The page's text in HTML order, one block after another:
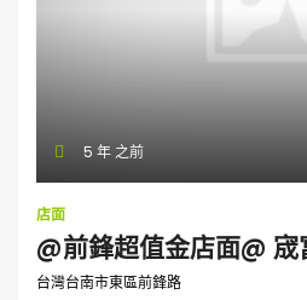
5 年 之前
店面
@前鋒超值金店面@
台灣台南市東區前鋒路